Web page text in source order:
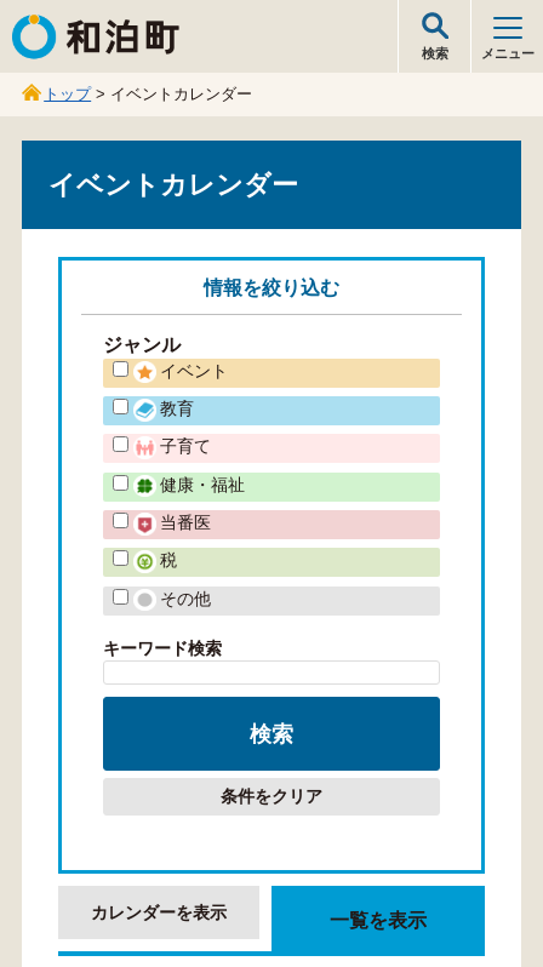
和泊町
検索 メニュー
トップ> イベントカレンダー
イベントカレンダー
情報を絞り込む
ジャンル
イベント
教育
子育て
健康・福祉
当番医
税
その他
キーワード検索
条件をクリア
カレンダーを表示 一覧を表示